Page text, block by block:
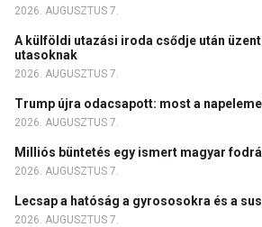
2026. AUGUSZTUS 7.
A külföldi utazási iroda csődje után
utasoknak
2026. AUGUSZTUS 7.
Trump újra odacsapott: most a
2026. AUGUSZTUS 7.
Milliós büntetés egy ismert magyar
2026. AUGUSZTUS 7.
Lecsap a hatóság a gyrososokra és a
2026. AUGUSZTUS 7.